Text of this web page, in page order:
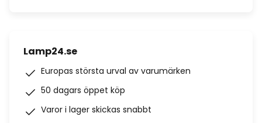
Lamp24.se
Europas största urval av varumärken
50 dagars öppet köp
Varor i lager skickas snabbt